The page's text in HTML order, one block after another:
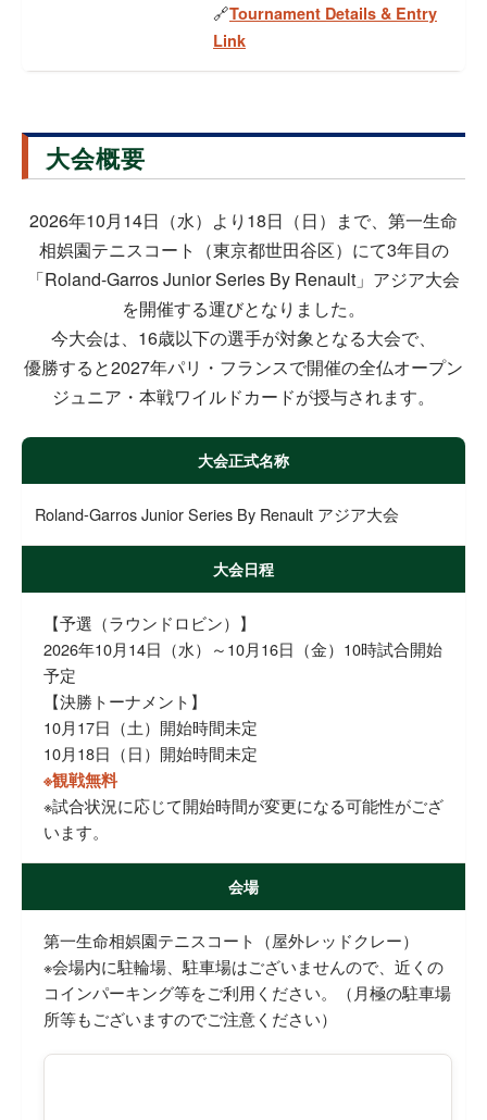
🔗Tournament Details & Entry
Link
大会概要
2026年10月14日（水）より18日（日）まで、第一生命
相娯園テニスコート（東京都世田谷区）にて3年目の
「Roland-Garros Junior Series By Renault」アジア大会
を開催する運びとなりました。
今大会は、16歳以下の選手が対象となる大会で、
優勝すると2027年パリ・フランスで開催の全仏オープン
ジュニア・本戦ワイルドカードが授与されます。
大会正式名称
Roland-Garros Junior Series By Renault アジア大会
大会日程
【予選（ラウンドロビン）】
2026年10月14日（水）～10月16日（金）10時試合開始
予定
【決勝トーナメント】
10月17日（土）開始時間未定
10月18日（日）開始時間未定
※観戦無料
※試合状況に応じて開始時間が変更になる可能性がござ
います。
会場
第一生命相娯園テニスコート（屋外レッドクレー）
※会場内に駐輪場、駐車場はございませんので、近くの
コインパーキング等をご利用ください。（月極の駐車場
所等もございますのでご注意ください）